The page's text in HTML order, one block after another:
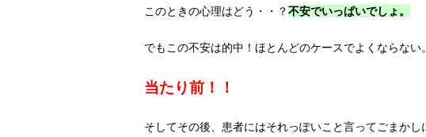
このときの心理はどう・・？不安でいっぱいでしょ。
でもこの不安は的中！ほとんどのケースでよくならない。
当たり前！！
そしてその後、患者にはそれっぽいこと言ってごまかし